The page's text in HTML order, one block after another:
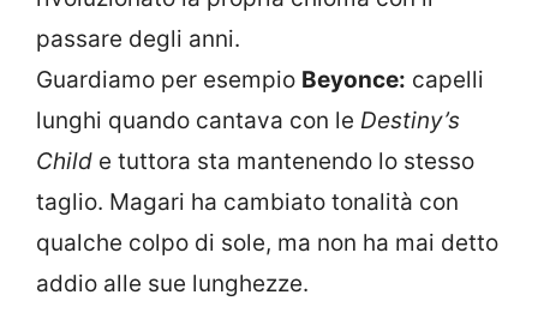
passare degli anni.
Guardiamo per esempio Beyonce: capelli
lunghi quando cantava con le Destiny’s
Child e tuttora sta mantenendo lo stesso
taglio. Magari ha cambiato tonalità con
qualche colpo di sole, ma non ha mai detto
addio alle sue lunghezze.